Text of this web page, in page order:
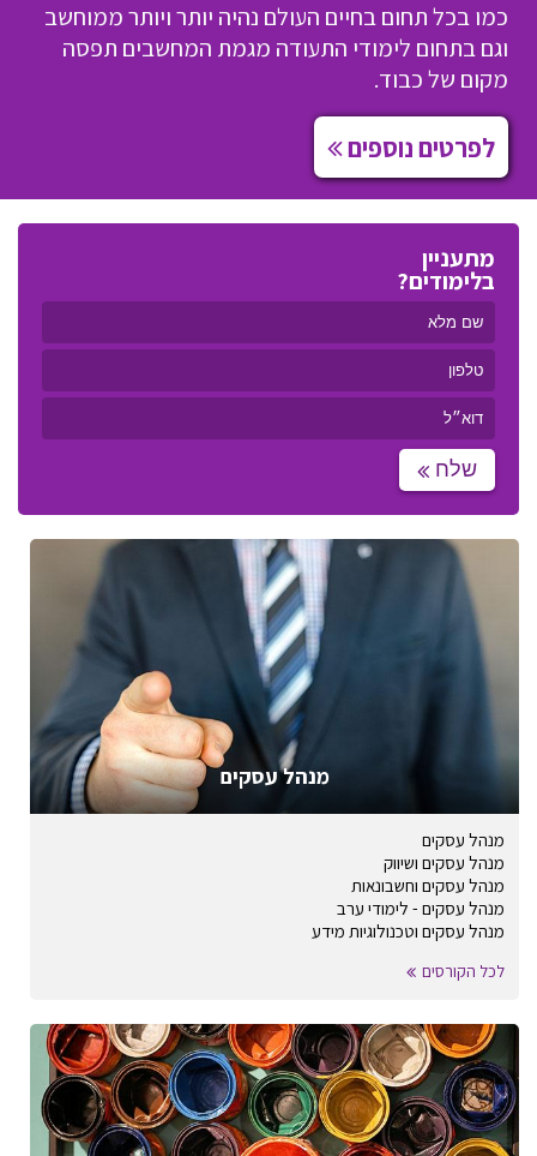
כמו בכל תחום בחיים העולם נהיה יותר ויותר ממוחשב
וגם בתחום לימודי התעודה מגמת המחשבים תפסה
מקום של כבוד.
לפרטים נוספים
מתעניין
בלימודים?
שלח
מנהל עסקים
מנהל עסקים
מנהל עסקים ושיווק
מנהל עסקים וחשבונאות
מנהל עסקים - לימודי ערב
מנהל עסקים וטכנולוגיות מידע
לכל הקורסים